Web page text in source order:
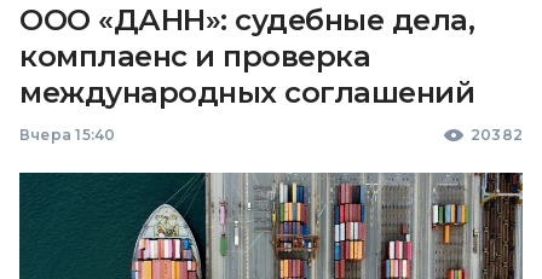
ООО «ДАНН»: судебные дела,
комплаенс и проверка
международных соглашений
Вчера 15:40 20382